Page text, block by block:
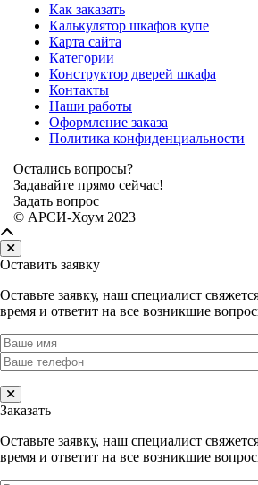
Как заказать
Калькулятор шкафов купе
Карта сайта
Категории
Конструктор дверей шкафа
Контакты
Наши работы
Оформление заказа
Политика конфиденциальности
Остались вопросы?
Задавайте прямо сейчас!
Задать вопрос
© АРСИ-Хоум 2023
Оставить заявку
Оставьте заявку, наш специалист
время и ответит на все возникшие
Заказать
Оставьте заявку, наш специалист
время и ответит на все возникшие